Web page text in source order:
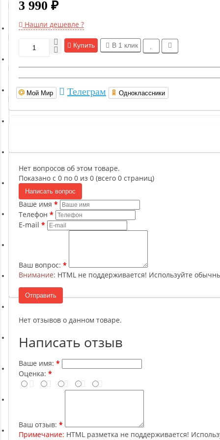
Гимнастическое оборудование
Функциональный тренинг
Йога и пилатес
Бокс и единоборства
Прочее оборудование (пьедесталы и скамьи для раздевалок)
Ремни, Пояса и Упряжи
Волейбол
Системы хранения
Футбол и гандбол
Новинки
3 990 ₽
Нашли дешевле ?
Купить В 1 клик
Мой Мир Телеграм Одноклассники
Нет вопросов об этом товаре.
Показано с 0 по 0 из 0 (всего 0 страниц)
Написать вопрос
Ваше имя
Телефон
E-mail
Ваш вопрос:
Внимание: HTML не поддерживается! Используйте
Отправить
Нет отзывов о данном товаре.
Написать отзыв
Ваше имя:
Оценка:
Ваш отзыв:
Примечание: HTML разметка не поддерживается!